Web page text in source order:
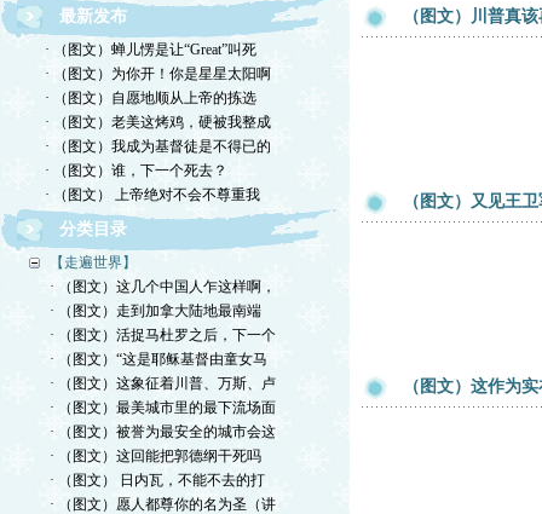
最新发布
· （图文）蝉儿愣是让“Great”叫死
· （图文）为你开！你是星星太阳啊
· （图文）自愿地顺从上帝的拣选
· （图文）老美这烤鸡，硬被我整成
· （图文）我成为基督徒是不得已的
· （图文）谁，下一个死去？
· （图文） 上帝绝对不会不尊重我
分类目录
【走遍世界】
· （图文）这几个中国人乍这样啊，
· （图文）走到加拿大陆地最南端
· （图文）活捉马杜罗之后，下一个
· （图文）“这是耶稣基督由童女马
· （图文）这象征着川普、万斯、卢
· （图文）最美城市里的最下流场面
· （图文）被誉为最安全的城市会这
· （图文）这回能把郭德纲干死吗
· （图文） 日内瓦，不能不去的打
· （图文）愿人都尊你的名为圣（讲
（图文）川普真
（图文）又见王
（图文）这作为